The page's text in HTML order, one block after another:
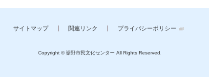
サイトマップ 関連リンク プライバシーポリシー
Copyright © 裾野市民文化センター All Rights Reserved.